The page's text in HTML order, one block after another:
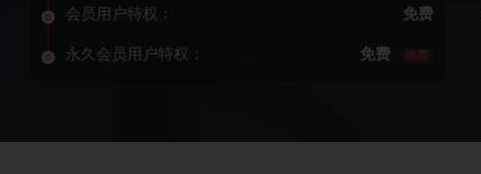
会员用户特权： 免费
永久会员用户特权： 免费 推荐